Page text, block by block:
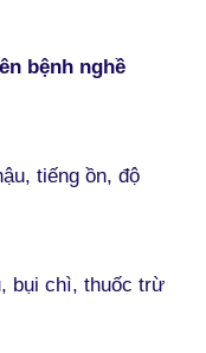
bệnh nghề
tiếng ồn, độ
bụi chì, thuốc trừ